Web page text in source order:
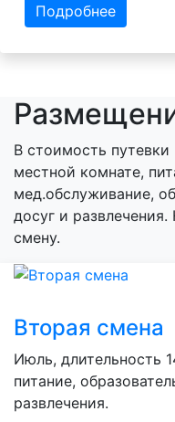
Подробнее
В стоимость
местной комнате,
мед.обслуживание,
досуг и
смену.
Вторая смена
Июль, длительность
питание,
развлечения.